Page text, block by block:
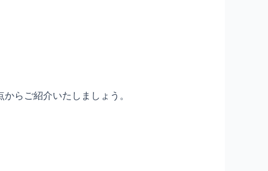
らご紹介いたしましょう。